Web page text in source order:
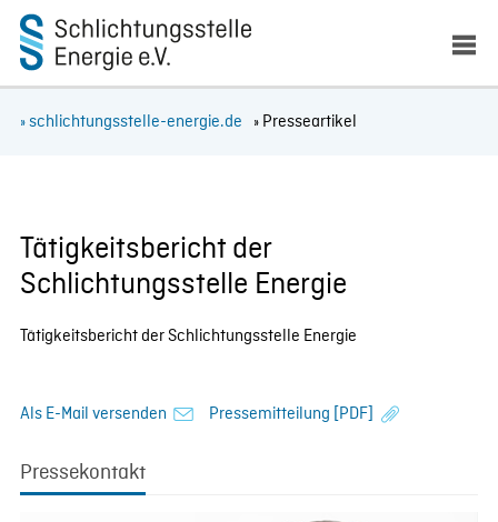
» schlichtungsstelle-energie.de » Presseartikel
Tätigkeitsbericht der
Schlichtungsstelle Energie
Tätigkeitsbericht der Schlichtungsstelle Energie
Als E-Mail versenden Pressemitteilung [PDF]
Pressekontakt